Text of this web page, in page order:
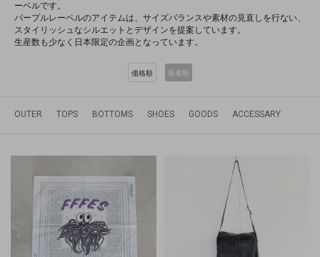
ーベルです。
パープルレーベルのアイテムは、サイズバランスや素材の見直しを行ない、
スタイリッシュなシルエットとデザインを提案しています。
生産数も少なく日本限定の企画となっています。
価格順 新着順
OUTER TOPS BOTTOMS SHOES GOODS ACCESSARY